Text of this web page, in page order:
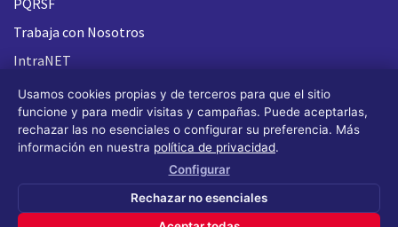
Trabaja con Nosotros
IntraNET
Usamos cookies propias y de terceros para que el sitio
funcione y para medir visitas y campañas. Puede aceptarlas,
rechazar las no esenciales o configurar su preferencia. Más
información en nuestra política de privacidad.
Configurar
Rechazar no esenciales